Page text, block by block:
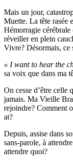
Mais un jour,
Muette. La tête rasée
Hémorragie
réveiller en plein
Vivre? Désormais, ce
« I want to hear the
sa voix que dans ma
On cesse d’être celle
jamais. Ma Vieille
rejoindre? Comment
at?
Depuis, assise dans
sans-parole, à
attendre quoi?